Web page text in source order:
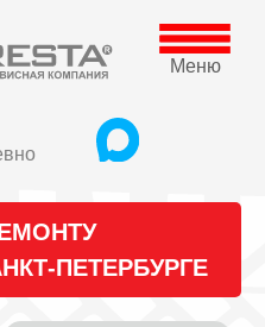
Меню
ПЕТЕРБУРГЕ